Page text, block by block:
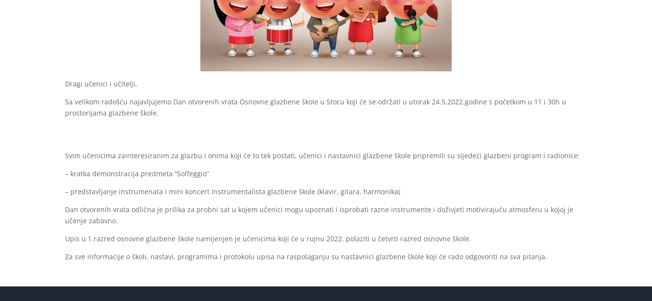
Dragi učenici i učitelji,
Sa velikom radošću najavljujemo Dan otvorenih vrata Osnovne glazbene škole u Stocu koji će se održati u utorak 24.5.2022.godine s početkom u 11 i 30h u
prostorijama glazbene škole.
Svim učenicima zainteresiranim za glazbu i onima koji će to tek postati, učenici i nastavnici glazbene škole pripremili su sljedeći glazbeni program i radionice:
– kratka demonstracija predmeta “Solfeggio”
– predstavljanje instrumenata i mini koncert instrumentalista glazbene škole (klavir, gitara, harmonika)
Dan otvorenih vrata odlična je prilika za probni sat u kojem učenici mogu upoznati i isprobati razne instrumente i doživjeti motivirajuću atmosferu u kojoj je
učenje zabavno.
Upis u 1.razred osnovne glazbene škole namijenjen je učenicima koji će u rujnu 2022. polaziti u četvrti razred osnovne škole.
Za sve informacije o školi, nastavi, programima i protokolu upisa na raspolaganju su nastavnici glazbene škole koji će rado odgovoriti na sva pitanja.